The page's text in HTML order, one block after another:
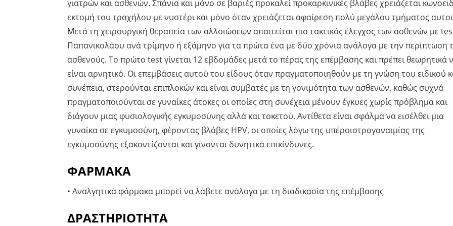
γιατρών και ασθενών. Σπάνια και μόνο σε βαριές προκαλεί προκαρκινικές βλάβες χρειάζεται
εκτομή του τραχήλου με νυστέρι και μόνο όταν χρειάζεται αφαίρεση πολύ μεγάλου τμήματος
Μετά τη χειρουργική θεραπεία των αλλοιώσεων απαιτείται πιο τακτικός έλεγχος των ασθενών με
Παπανικολάου ανά τρίμηνο ή εξάμηνο για τα πρώτα ένα με δύο χρόνια ανάλογα με την περίπτωση
ασθενούς. Το πρώτο test γίνεται 12 εβδομάδες μετά το πέρας της επέμβασης και πρέπει θεωρητικά
είναι αρνητικό. Οι επεμβάσεις αυτού του είδους όταν πραγματοποιηθούν με τη γνώση του ειδικού
συνέπεια, στερούνται επιπλοκών και είναι συμβατές με τη γονιμότητα των ασθενών, καθώς συχνά
πραγματοποιούνται σε γυναίκες άτοκες οι οποίες στη συνέχεια μένουν έγκυες χωρίς πρόβλημα και
διάγουν μιας φυσιολογικής εγκυμοσύνης αλλά και τοκετού. Αντίθετα είναι σφάλμα να εισέλθει μια
γυναίκα σε εγκυμοσύνη, φέροντας βλάβες HPV, οι οποίες λόγω της υπέροιστρογοναιμίας της
εγκυμοσύνης εξακοντίζονται και γίνονται δυνητικά επικίνδυνες.
ΦΑΡΜΑΚΑ
• Αναλγητικά φάρμακα μπορεί να λάβετε ανάλογα με τη διαδικασία της επέμβασης
ΔΡΑΣΤΗΡΙΟΤΗΤΑ